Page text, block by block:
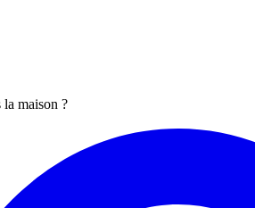
la maison ?